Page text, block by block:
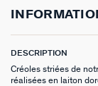
BOUCLES D'OREILLES
EARCUFFS
COLLIERS À
BRACELETS DORÉS
BRACELETS ARGENTÉS
COLLIERS
NOS LOOKS
CADEAUX EN ARGENT
CADEAUX EN ACIER
ODÉON
CANDY
DESCRIPTION
Créoles striées de
réalisées en laiton